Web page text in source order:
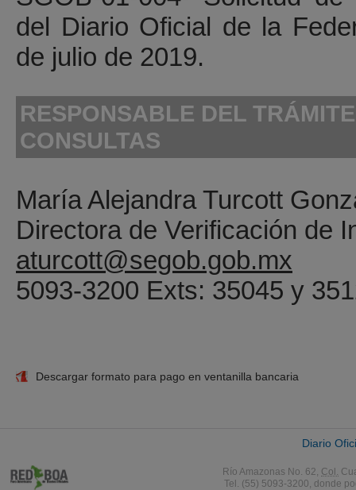
del Diario Oficial de la
de julio de 2019.
RESPONSABLE DEL
CONSULTAS
María Alejandra Turcott
Directora de Verificación de
aturcott@segob.gob.mx
5093-3200 Exts: 35045 y
Descargar formato para pago en ventanilla bancaria
Diario
Río Amazonas No. 62, Col.
Tel. (55) 5093-3200, donde